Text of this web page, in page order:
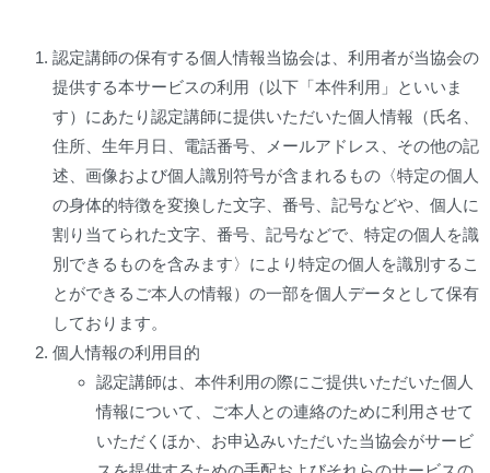
認定講師の保有する個人情報当協会は、利用者が当協会の
提供する本サービスの利用（以下「本件利用」といいま
す）にあたり認定講師に提供いただいた個人情報（氏名、
住所、生年月日、電話番号、メールアドレス、その他の記
述、画像および個人識別符号が含まれるもの〈特定の個人
の身体的特徴を変換した文字、番号、記号などや、個人に
割り当てられた文字、番号、記号などで、特定の個人を識
別できるものを含みます〉により特定の個人を識別するこ
とができるご本人の情報）の一部を個人データとして保有
しております。
個人情報の利用目的
認定講師は、本件利用の際にご提供いただいた個人
情報について、ご本人との連絡のために利用させて
いただくほか、お申込みいただいた当協会がサービ